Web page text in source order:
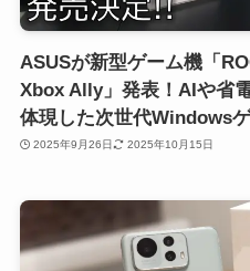
ASUSが新型ゲーム機「
Xbox Ally」発表！AIや省
体現した次世代Windows
2025年9月26日 2025年10月15日